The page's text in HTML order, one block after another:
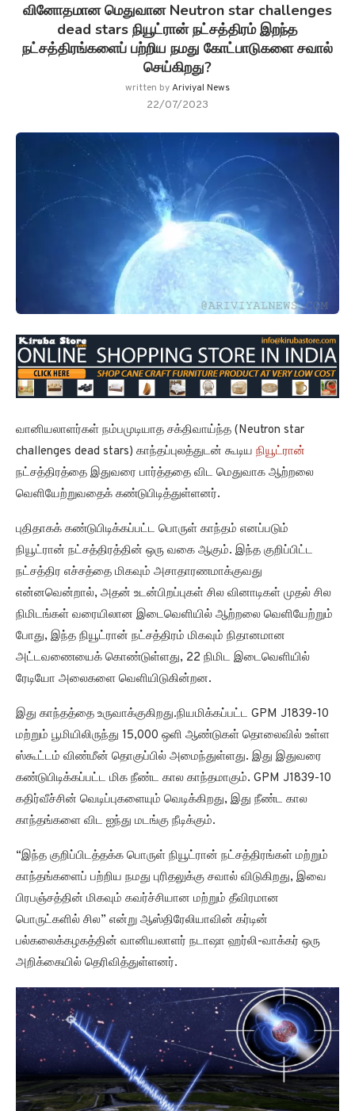
வினோதமான மெதுவான Neutron star challenges
dead stars நியூட்ரான் நட்சத்திரம் இறந்த
நட்சத்திரங்களைப் பற்றிய நமது கோட்பாடுகளை சவால்
செய்கிறது?
written byAriviyal News
22/07/2023
வானியலாளர்கள் நம்பமுடியாத சக்திவாய்ந்த (Neutron star
challenges dead stars) காந்தப்புலத்துடன் கூடிய நியூட்ரான்
நட்சத்திரத்தை இதுவரை பார்த்ததை விட மெதுவாக ஆற்றலை
வெளியேற்றுவதைக் கண்டுபிடித்துள்ளனர்.
புதிதாகக் கண்டுபிடிக்கப்பட்ட பொருள் காந்தம் எனப்படும்
நியூட்ரான் நட்சத்திரத்தின் ஒரு வகை ஆகும். இந்த குறிப்பிட்ட
நட்சத்திர எச்சத்தை மிகவும் அசாதாரணமாக்குவது
என்னவென்றால், அதன் உடன்பிறப்புகள் சில வினாடிகள் முதல் சில
நிமிடங்கள் வரையிலான இடைவெளியில் ஆற்றலை வெளியேற்றும்
போது, இந்த நியூட்ரான் நட்சத்திரம் மிகவும் நிதானமான
அட்டவணையைக் கொண்டுள்ளது, 22 நிமிட இடைவெளியில்
ரேடியோ அலைகளை வெளியிடுகின்றன.
இது காந்தத்தை உருவாக்குகிறது.நியமிக்கப்பட்ட GPM J1839-10
மற்றும் பூமியிலிருந்து 15,000 ஒளி ஆண்டுகள் தொலைவில் உள்ள
ஸ்கூட்டம் விண்மீன் தொகுப்பில் அமைந்துள்ளது. இது இதுவரை
கண்டுபிடிக்கப்பட்ட மிக நீண்ட கால காந்தமாகும். GPM J1839-10
கதிர்வீச்சின் வெடிப்புகளையும் வெடிக்கிறது, இது நீண்ட கால
காந்தங்களை விட ஐந்து மடங்கு நீடிக்கும்.
“இந்த குறிப்பிடத்தக்க பொருள் நியூட்ரான் நட்சத்திரங்கள் மற்றும்
காந்தங்களைப் பற்றிய நமது புரிதலுக்கு சவால் விடுகிறது, இவை
பிரபஞ்சத்தின் மிகவும் கவர்ச்சியான மற்றும் தீவிரமான
பொருட்களில் சில” என்று ஆஸ்திரேலியாவின் கர்டின்
பல்கலைக்கழகத்தின் வானியலாளர் நடாஷா ஹர்லி-வாக்கர் ஒரு
அறிக்கையில் தெரிவித்துள்ளனர்.